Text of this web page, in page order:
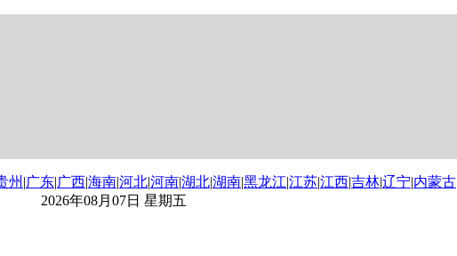
州 |广东|广西|海南|河北|河南|湖北|湖南|黑龙江|江苏|江西|吉林|辽宁|内蒙古
2026年08月07日 星期五